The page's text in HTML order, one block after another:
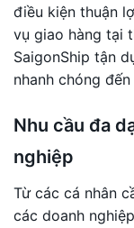
điều kiện thuận
vụ giao hàng tại
SaigonShip tận
nhanh chóng
Nhu cầu đa
nghiệp
Từ các cá nhân
các doanh